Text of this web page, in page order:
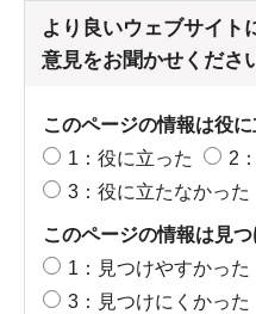
より良いウェブサイト
意見をお聞かせくださ
このページの情報は役
1：役に立った
2
3：役に立たなかった
このページの情報は見
1：見つけやすかった
3：見つけにくかった